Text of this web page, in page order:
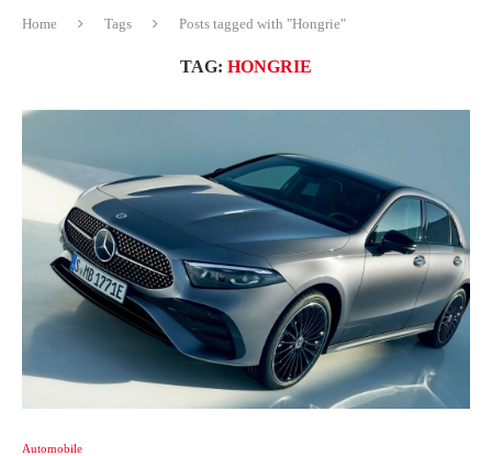
Home Tags Posts tagged with "Hongrie"
TAG: HONGRIE
Automobile